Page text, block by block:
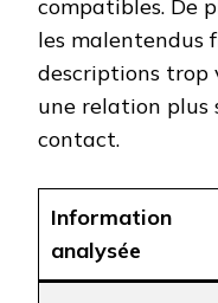
compatibles. De
les malentendus
descriptions trop
une relation plus
contact.
Information
analysée